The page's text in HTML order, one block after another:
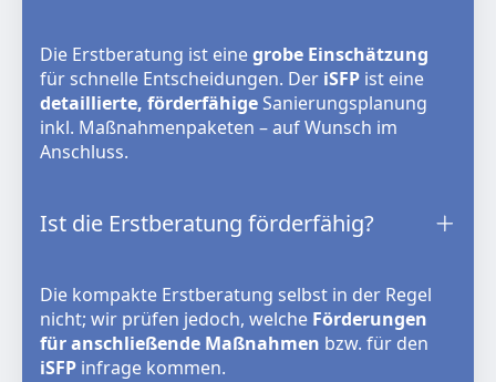
Die Erstberatung ist einegrobe Einschätzung
für schnelle Entscheidungen. Der iSFP ist eine
detaillierte, förderfähigeSanierungsplanung
inkl. Maßnahmenpaketen – auf Wunsch im
Anschluss.
Ist die Erstberatung förderfähig?
Die kompakte Erstberatung selbst in der Regel
nicht; wir prüfen jedoch, welche Förderungen
für anschließende Maßnahmen bzw. für den
iSFP infrage kommen.